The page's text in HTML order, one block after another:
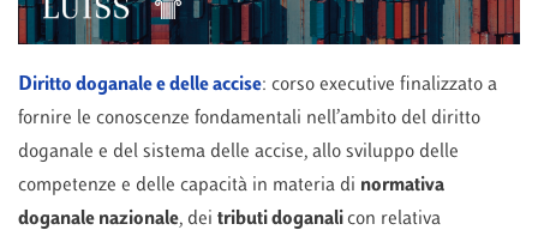
Diritto doganale e delle accise: corso executive finalizzato a
fornire le conoscenze fondamentali nell’ambito del diritto
doganale e del sistema delle accise, allo sviluppo delle
competenze e delle capacità in materia di normativa
doganale nazionale, dei tributi doganalicon relativa